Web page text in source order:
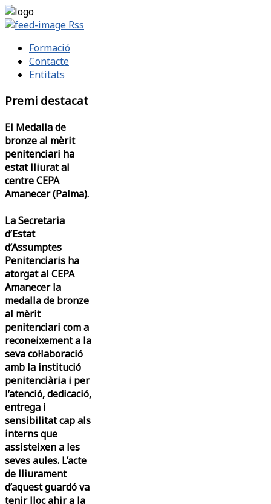
Rss
Formació
Contacte
Entitats
Premi destacat
El Medalla de
bronze al mèrit
penitenciari ha
estat lliurat al
centre CEPA
Amanecer (Palma).
La Secretaria
d’Estat
d’Assumptes
Penitenciaris ha
atorgat al CEPA
Amanecer la
medalla de bronze
al mèrit
penitenciari com a
reconeixement a la
seva col·laboració
amb la institució
penitenciària i per
l’atenció, dedicació,
entrega i
sensibilitat cap als
interns que
assisteixen a les
seves aules. L’acte
de lliurament
d’aquest guardó va
tenir lloc ahir a la